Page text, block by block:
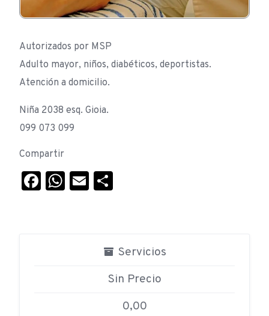
Autorizados por MSP
Adulto mayor, niños, diabéticos, deportistas.
Atención a domicilio.
Niña 2038 esq. Gioia.
099 073 099
Compartir
Facebook
WhatsApp
Email
Servicios
Sin Precio
0,00